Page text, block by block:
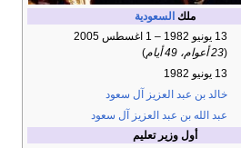
ملك السعودية
13 يونيو 1982 – 1 اغسطس 2005
(23 أعوام، 49 أيام
)
13 يونيو 1982
خالد بن عبد العزيز آل سعود
عبد الله بن عبد العزيز آل سعود
أول وزير تعليم